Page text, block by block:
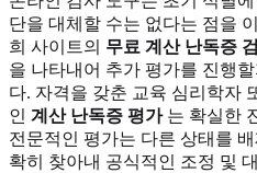
단을 대체할 수는 없다는 점을
희 사이트의 무료 계산 난독증
을 나타내어 추가 평가를 진행
다. 자격을 갖춘 교육 심리학자
인 계산 난독증 평가는 확실한
전문적인 평가는 다른 상태를
확히 찾아내 공식적인 조정 및